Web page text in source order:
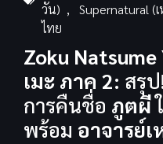
วัน) , Supernatural (
ไทย
Zoku
เมะ ภาค 2: สรุ
การคืนชื่อ ภูตผี
พร้อม อาจารย์เ